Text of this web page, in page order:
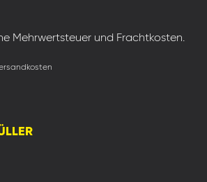
Mehrwertsteuer und Frachtkosten.